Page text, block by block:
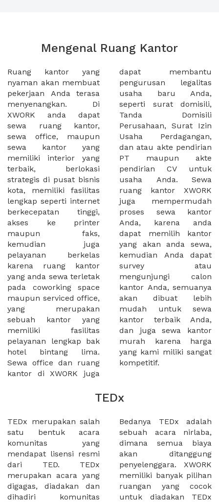
Mengenal Ruang Kantor
Ruang kantor yang
nyaman akan membuat
pekerjaan Anda terasa
menyenangkan. Di
XWORK anda dapat
sewa ruang kantor,
sewa office, maupun
sewa kantor yang
memiliki interior yang
terbaik, berlokasi
strategis di pusat bisnis
kota, memiliki fasilitas
lengkap seperti internet
berkecepatan tinggi,
akses ke printer
maupun faks,
kemudian juga
pelayanan berkelas
karena ruang kantor
yang anda sewa terletak
pada coworking space
maupun serviced office,
yang merupakan
sebuah kantor yang
memiliki fasilitas
pelayanan lengkap bak
hotel bintang lima.
Sewa office dan ruang
kantor di XWORK juga
dapat membantu
pengurusan legalitas
usaha baru Anda,
seperti surat domisili,
Tanda Domisili
Perusahaan, Surat Izin
Usaha Perdagangan,
dan atau akte pendirian
PT maupun akte
pendirian CV untuk
usaha Anda. Sewa
ruang kantor XWORK
juga mempermudah
proses sewa kantor
Anda, karena anda
dapat memilih kantor
yang akan anda sewa,
kemudian Anda dapat
survey atau
mengunjungi calon
kantor Anda, semuanya
akan dibuat lebih
mudah untuk sewa
kantor terbaik Anda,
dan juga sewa kantor
murah karena harga
yang kami miliki sangat
kompetitif.
TEDx
TEDx merupakan salah
satu bentuk acara
komunitas yang
mendapat lisensi resmi
dari TED. TEDx
merupakan acara yang
digagas, diadakan dan
dihadiri komunitas
Bedanya TEDx adalah
sebuah acara nirlaba,
dimana semua biaya
akan ditanggung
penyelenggara. XWORK
memiliki banyak pilihan
ruangan yang cocok
untuk diadakan TEDx